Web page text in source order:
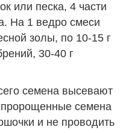
или песка, 4 части
На 1 ведро смеси
золы, по 10-15 г
30-40 г
семена высевают
семена
и не проводить